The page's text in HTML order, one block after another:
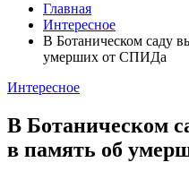
Главная
Интересное
В Ботаническом саду
умерших от СПИДа
Интересное
В Ботаническом
в память об